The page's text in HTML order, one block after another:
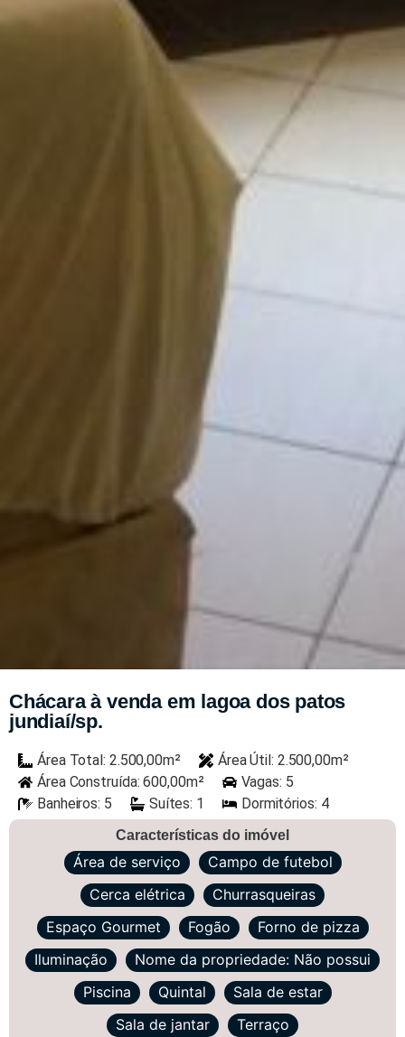
Chácara à venda em lagoa dos patos
jundiaí/sp.
Área Total: 2.500,00m²
Área Útil: 2.500,00m²
Área Construída: 600,00m²
Vagas: 5
Banheiros: 5
Suítes: 1 Dormitórios: 4
Características do imóvel
Área de serviço
Campo de futebol
Cerca elétrica
Churrasqueiras
Espaço Gourmet
Fogão
Forno de pizza
Iluminação
Nome da propriedade: Não possui
Piscina
Quintal
Sala de estar
Sala de jantar
Terraço